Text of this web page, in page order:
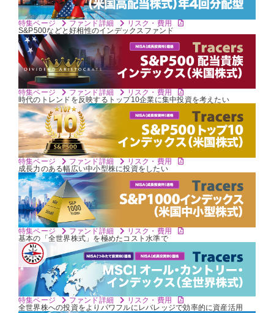
特集ページ ファンド詳細
リスク・費用
S&P500などと好相性のインデックスファンド
特集ページ ファンド詳細
リスク・費用
時代のトレンドを反映するトップ10企業に集中投資を考えたい
特集ページ ファンド詳細
リスク・費用
成長力のある幅広い中小型株に投資をしたい
特集ページ ファンド詳細
リスク・費用
基本の「全世界株式」を極めたコスト水準で
特集ページ ファンド詳細
リスク・費用
全世界株への投資をよりパワフルにレバレッジで効率的に資産活用